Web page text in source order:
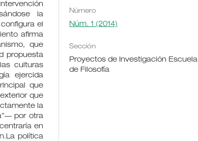
la
el
afirma
que
propuesta
culturas
ejercida
que
que
la
por otra
en
política
Número
Núm. 1 (2014)
Sección
Proyectos de Investigación Escuela
de Filosofía